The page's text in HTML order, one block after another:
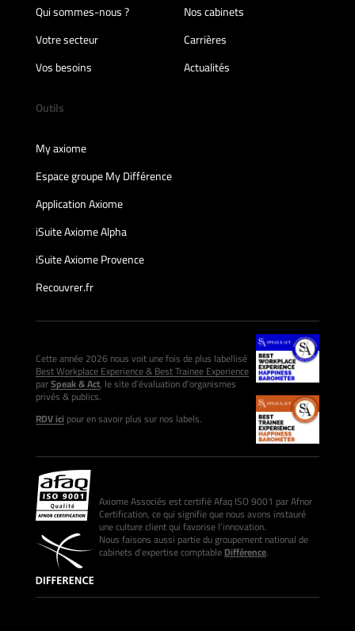
Qui sommes-nous ?
Nos cabinets
Votre secteur
Carrières
Vos besoins
Actualités
Outils
My axiome
Espace groupe My Différence
Application Axiome
iSuite Axiome Alpha
iSuite Axiome Provence
Recouvrer.fr
Cette année 2026 nous voit une fois de plus labellisé
Best Workplace Experience & Best Trainee Experience
parSpeak & Act, le site d’évaluation d’organismes
privés & publics.
RDV icipour en savoir plus sur nos labels.
Axiome Associés est certifié Afaq ISO 9001 par Afnor
Certification, ce qui signifie que nous avons instauré
une culture client qui favorise l’innovation.
Nous faisons aussi partie du groupement national de
cabinets d’expertise comptableDifférence.